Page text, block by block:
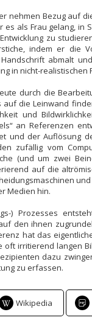
nehmen Bezug auf
es als Frau gelang,
zu
indem er die
abmalt
in nicht-realistischen
durch die
die Leinwand
und
an Referenzen
und der Auflösung
zufällig vom
(und um zwei
auf die
Medien hin.
) Prozesses
den ihnen
hat das
oft irritierend langen
dazu
zu erfassen.
Wikipedia